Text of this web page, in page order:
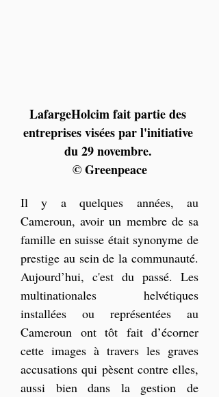
LafargeHolcim fait partie des
entreprises visées par l'initiative
du 29 novembre.
© Greenpeace
Il y a quelques années, au
Cameroun, avoir un membre de sa
famille en suisse était synonyme de
prestige au sein de la communauté.
Aujourd’hui, c'est du passé. Les
multinationales helvétiques
installées ou représentées au
Cameroun ont tôt fait d’écorner
cette images à travers les graves
accusations qui pèsent contre elles,
aussi bien dans la gestion de